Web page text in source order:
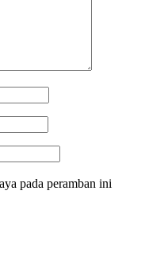
pada peramban ini